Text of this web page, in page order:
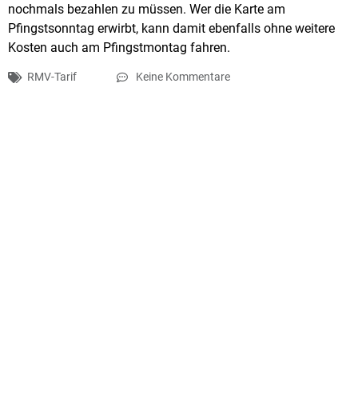
nochmals bezahlen zu müssen. Wer die Karte am
Pfingstsonntag erwirbt, kann damit ebenfalls ohne weitere
Kosten auch am Pfingstmontag fahren.
RMV-Tarif Keine Kommentare